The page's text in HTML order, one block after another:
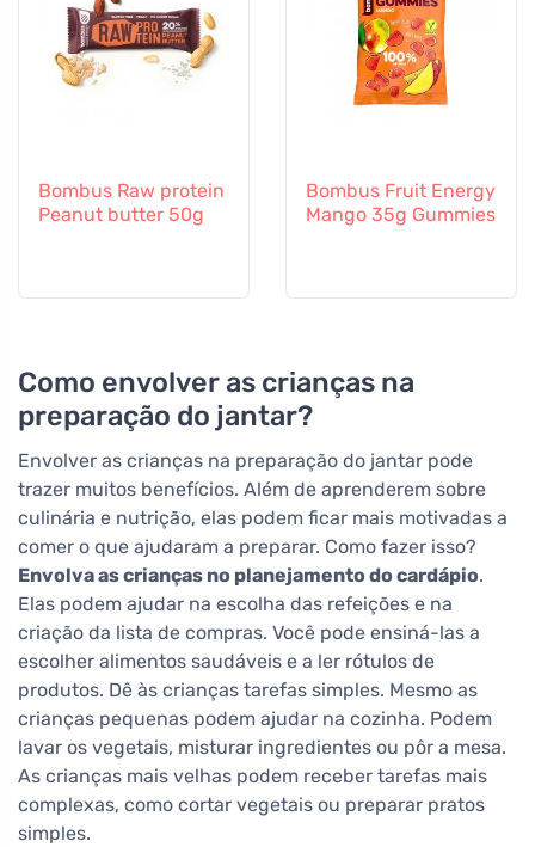
Bombus Raw protein
Peanut butter 50g
Bombus Fruit Energy
Mango 35g Gummies
Como envolver as crianças na
preparação do jantar?
Envolver as crianças na preparação do jantar pode
trazer muitos benefícios. Além de aprenderem sobre
culinária e nutrição, elas podem ficar mais motivadas a
comer o que ajudaram a preparar. Como fazer isso?
Envolva as crianças no planejamento do cardápio.
Elas podem ajudar na escolha das refeições e na
criação da lista de compras. Você pode ensiná-las a
escolher alimentos saudáveis e a ler rótulos de
produtos. Dê às crianças tarefas simples. Mesmo as
crianças pequenas podem ajudar na cozinha. Podem
lavar os vegetais, misturar ingredientes ou pôr a mesa.
As crianças mais velhas podem receber tarefas mais
complexas, como cortar vegetais ou preparar pratos
simples.